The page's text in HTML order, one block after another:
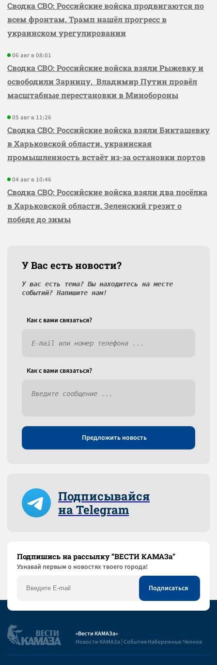
Сводка СВО: Российские войска продвигаются по
всем фронтам, Трамп нашёл прогресс в
украинском урегулировании
06 авг в 08:01
Сводка СВО: Российские войска взяли Рыжевку и
освободили Зарницу, Владимир Путин провёл
масштабные перестановки в Минобороны
05 авг в 11:26
Сводка СВО: Российские войска взяли Бикташевку
в Харьковской области, украинская
промышленность встаёт из-за остановки портов
04 авг в 10:46
Сводка СВО: Российские войска взяли два посёлка
в Харьковской области, Зеленский грезит о
победе до зимы
У Вас есть новости?
У вас есть тема? Вы находитесь на месте
событий? Напишите нам!
Как c вами связаться?
Как c вами связаться?
Предложить новость
Подписывайся
на Telegram
Подпишись на рассылку “ВЕСТИ КАМАЗа”
Узнaвай первым о новостях твоего города!
«Вести КАМАЗа»
Новости КАМАЗа | События Набережных Челнов